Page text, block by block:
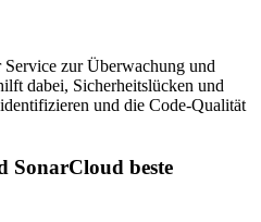
zur Überwachung und
dabei, Sicherheitslücken und
und die Code-Qualität
SonarCloud beste